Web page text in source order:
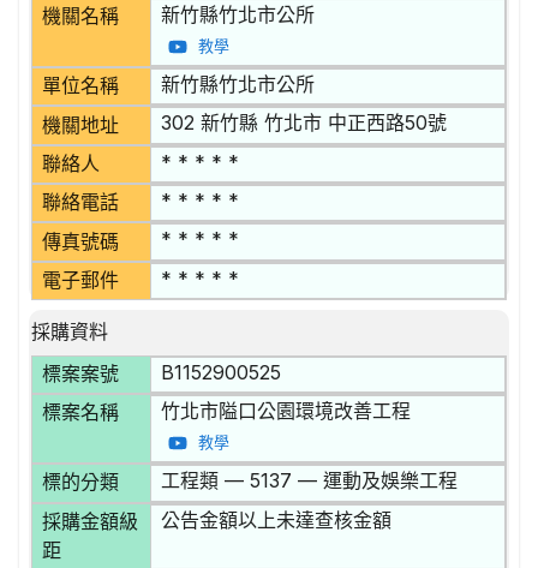
機關名稱 新竹縣竹北市公所
教學
單位名稱 新竹縣竹北市公所
機關地址 302 新竹縣 竹北市 中正西路50號
聯絡人 * * * * *
聯絡電話 * * * * *
傳真號碼 * * * * *
電子郵件 * * * * *
採購資料
標案案號
B1152900525
標案名稱 竹北市隘口公園環境改善工程
教學
標的分類 工程類 — 5137 — 運動及娛樂工程
採購金額級
距
公告金額以上未達查核金額